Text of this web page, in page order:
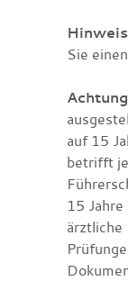
Sie
auf 15
betrifft
15
ärztliche